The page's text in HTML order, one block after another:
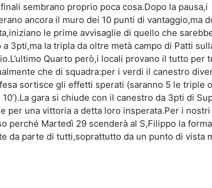
sembrano proprio poca cosa.Dopo la pausa,i
ancora il muro dei 10 punti di vantaggio,ma
le prime avvisaglie di quello che
3pti,ma la tripla da oltre metà campo di Patti
Quarto però,i locali provano il tutto per
che di squadra:per i verdi il canestro
sortisce gli effetti sperati (saranno 5 le triple
gara si chiude con il canestro da 3pti di
per una vittoria a detta loro insperata.Per i nostri
perché Martedì 29 scenderà al S,Filippo la
da parte di tutti,soprattutto da un punto di vista